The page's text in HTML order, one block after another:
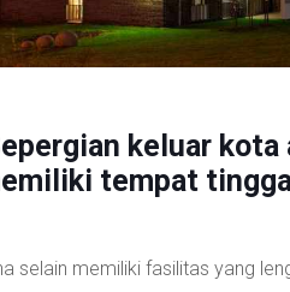
keluar
tempat
selain memiliki fasilitas yang